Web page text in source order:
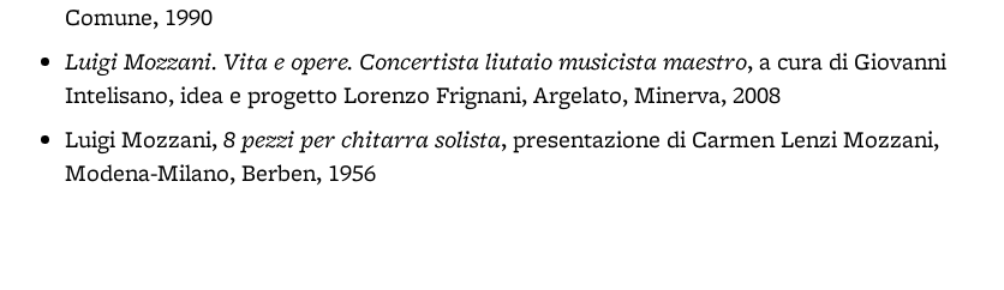
Comune, 1990
Luigi Mozzani. Vita e opere. Concertista liutaio musicista maestro, a cura di Giovanni
Intelisano, idea e progetto Lorenzo Frignani, Argelato, Minerva, 2008
Luigi Mozzani,8 pezzi per chitarra solista, presentazione di Carmen Lenzi Mozzani,
Modena-Milano, Berben, 1956